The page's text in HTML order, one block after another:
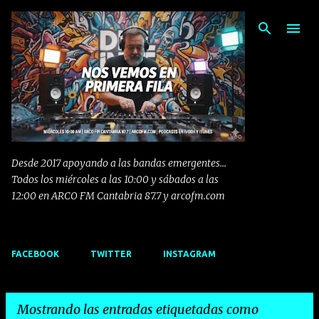
Ir al contenido principal
Desde 2017 apoyando a las bandas emergentes...
Todos los miércoles a las 10:00 y sábados a las
12:00 en ARCO FM Cantabria 87.7 y arcofm.com
FACEBOOK TWITTER INSTAGRAM
Mostrando las entradas etiquetadas como